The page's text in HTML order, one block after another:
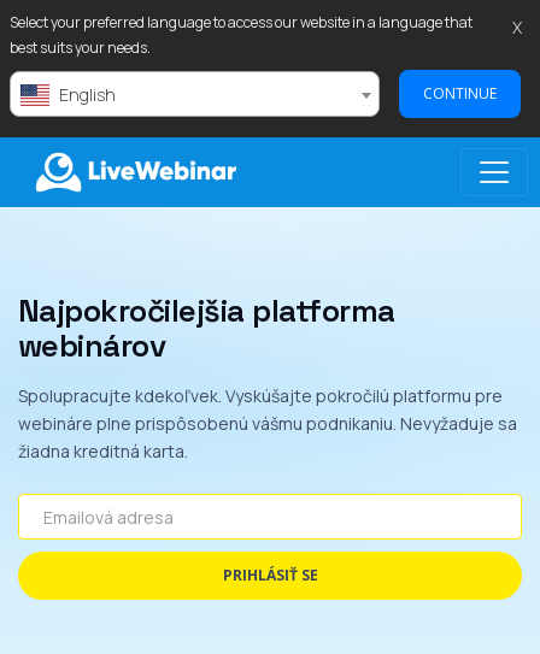
Select your preferred language to access our website in a language that
best suits your needs.
English CONTINUE
X
Najpokročilejšia platforma
webinárov
Spolupracujte kdekoľvek. Vyskúšajte pokročilú platformu pre
webináre plne prispôsobenú vášmu podnikaniu. Nevyžaduje sa
žiadna kreditná karta.
Emailová adresa
PRIHLÁSIŤ SE